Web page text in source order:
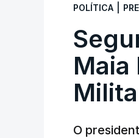
POLÍTICA
Maia
O